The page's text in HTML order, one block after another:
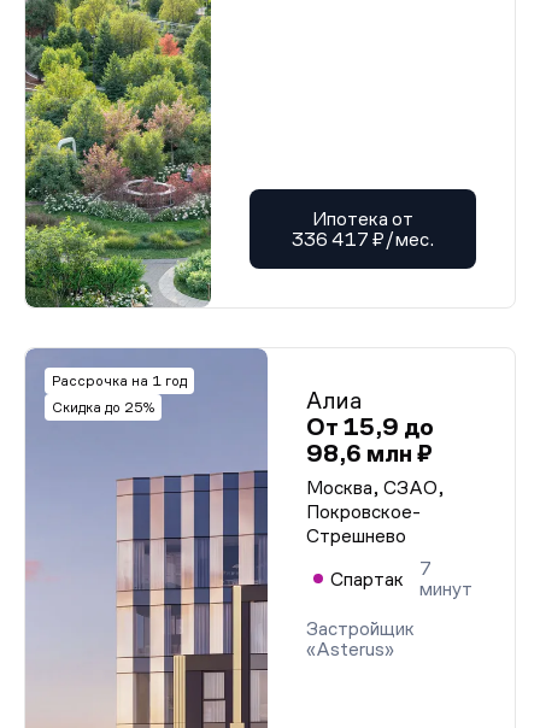
Ипотека от
336 417 ₽/мес.
Рассрочка на 1 год
Скидка до 25%
Алиа
От 15,9 до
98,6 млн ₽
Москва, СЗАО,
Покровское-
Стрешнево
Спартак
7
минут
Застройщик
«Asterus»